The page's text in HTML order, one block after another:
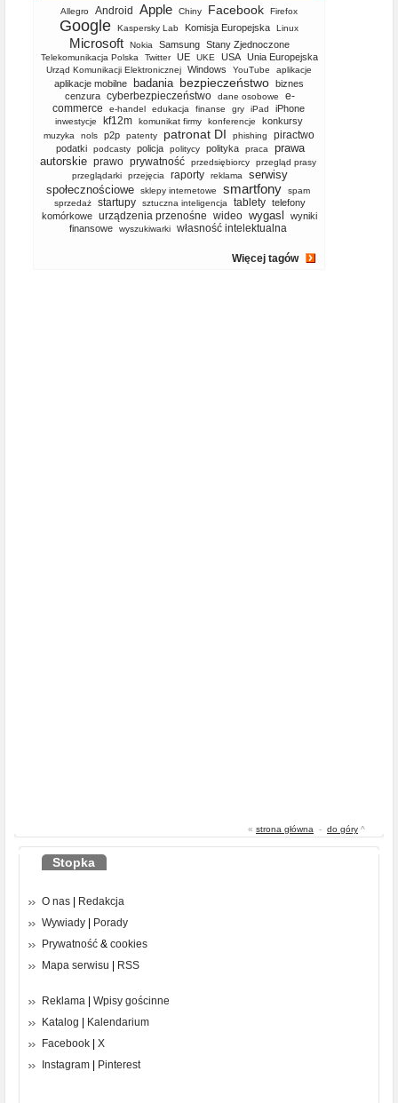
Allegro Android Apple Chiny Facebook Firefox
Google Kaspersky Lab Komisja Europejska Linux
Microsoft Nokia Samsung Stany Zjednoczone
Telekomunikacja Polska Twitter UE UKE USA Unia Europejska
Urząd Komunikacji Elektronicznej Windows YouTube aplikacje
aplikacje mobilne badania bezpieczeństwo biznes
cenzura cyberbezpieczeństwo dane osobowe
e-
commerce
e-handel edukacja finanse gry iPad iPhone
inwestycje kf12m komunikat firmy konferencje konkursy
muzyka nols p2p patenty patronat DI phishing piractwo
podatki podcasty policja politycy polityka praca
prawa
autorskie prawo prywatność przedsiębiorcy
przegląd prasy
przeglądarki
przejęcia raporty reklama
serwisy
społecznościowe
sklepy internetowe smartfony
spam
sprzedaż
startupy sztuczna inteligencja tablety telefony
komórkowe
urządzenia przenośne wideo wygasl
wyniki
finansowe
wyszukiwarki własność intelektualna
Więcej tagów
« strona główna - do góry ^
Stopka
O nas | Redakcja
Wywiady | Porady
Prywatność & cookies
Mapa serwisu | RSS
Reklama | Wpisy gościnne
Katalog | Kalendarium
Facebook | X
Instagram | Pinterest